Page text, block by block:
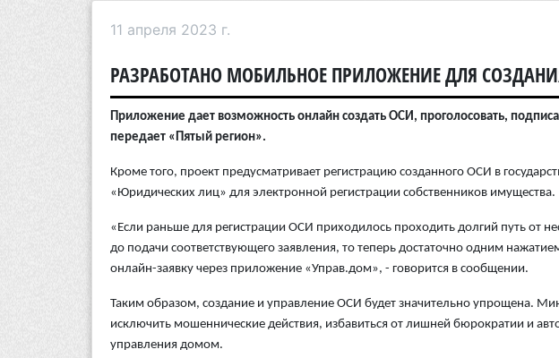
11 апреля 2023 г.
РАЗРАБОТАНО МОБИЛЬНОЕ ПРИЛОЖЕНИЕ ДЛЯ
Приложение дает возможность онлайн создать ОСИ, проголосовать,
передает «Пятый регион».
Кроме того, проект предусматривает регистрацию созданного ОСИ в
«Юридических лиц» для электронной регистрации собственников имущества.
«Если раньше для регистрации ОСИ приходилось проходить долгий путь от
до подачи соответствующего заявления, то теперь достаточно одним
онлайн-заявку через приложение «Управ.дом», - говорится в сообщении.
Таким образом, создание и управление ОСИ будет значительно
исключить мошеннические действия, избавиться от лишней бюрократии и
управления домом.